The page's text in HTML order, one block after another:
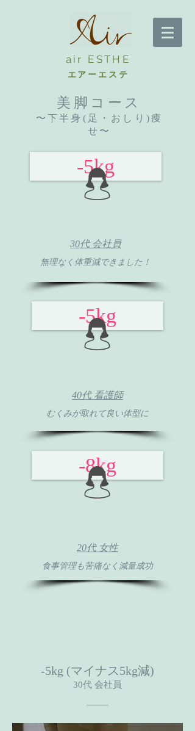
air ESTHE
エアーエステ
美脚コース
〜下半身(足・おしり)痩
せ〜
-5kg
30代 会社員
無理なく体重減できました！
-5kg
40代 看護師
むくみが取れて良い体型に
-8kg
20代 女性
​食事管理も苦痛なく減量成功
-5kg (マイナス5kg減)
30代 会社員